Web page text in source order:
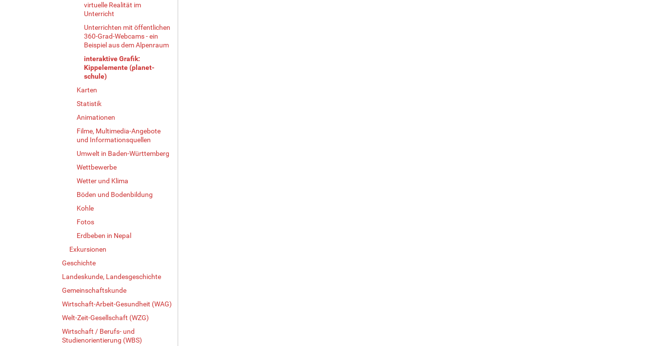
virtuelle Realität im
Unterricht
Unterrichten mit öffentlichen
360-Grad-Webcams - ein
Beispiel aus dem Alpenraum
interaktive Grafik:
Kippelemente (planet-
schule)
Karten
Statistik
Animationen
Filme, Multimedia-Angebote
und Informationsquellen
Umwelt in Baden-Württemberg
Wettbewerbe
Wetter und Klima
Böden und Bodenbildung
Kohle
Fotos
Erdbeben in Nepal
Exkursionen
Geschichte
Landeskunde, Landesgeschichte
Gemeinschaftskunde
Wirtschaft-Arbeit-Gesundheit (WAG)
Welt-Zeit-Gesellschaft (WZG)
Wirtschaft / Berufs- und
Studienorientierung (WBS)